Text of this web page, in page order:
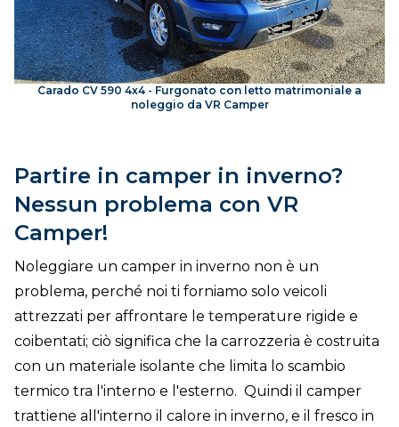
Carado CV 590 4x4 - Furgonato con letto matrimoniale a
noleggio da VR Camper
Partire in camper in inverno?
Nessun problema con VR
Camper!
Noleggiare un camper in inverno non è un
problema, perché noi ti forniamo solo veicoli
attrezzati per affrontare le temperature rigide e
coibentati; ciò significa che la carrozzeria è costruita
con un materiale isolante che limita lo scambio
termico tra l'interno e l'esterno. Quindi il camper
trattiene all'interno il calore in inverno, e il fresco in